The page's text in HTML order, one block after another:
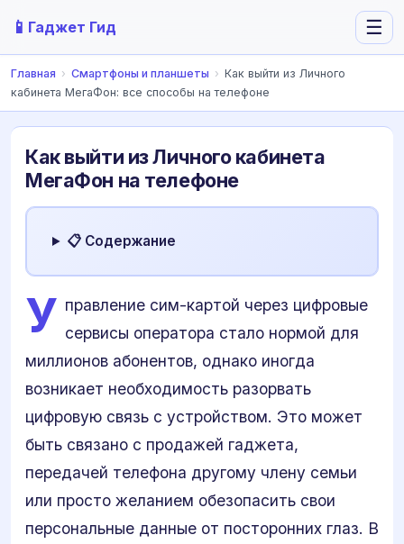
📱 Гаджет Гид ☰
Главная › Смартфоны и планшеты › Как выйти из Личного
кабинета МегаФон: все способы на телефоне
Как выйти из Личного кабинета
МегаФон на телефоне
📋 Содержание
У правление сим-картой через цифровые
сервисы оператора стало нормой для
миллионов абонентов, однако иногда
возникает необходимость разорвать
цифровую связь с устройством. Это может
быть связано с продажей гаджета,
передачей телефона другому члену семьи
или просто желанием обезопасить свои
персональные данные от посторонних глаз. В